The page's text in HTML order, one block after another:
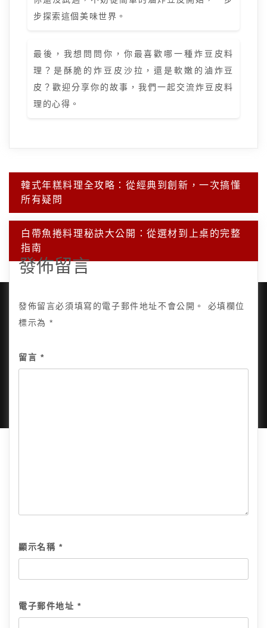
步探索這個美味世界。
最後，我想問問你，你最喜歡哪一種炸豆皮料
理？是酥脆的炸豆皮沙拉，還是軟嫩的滷炸豆
皮？歡迎分享你的故事，我們一起交流炸豆皮料
理的心得。
文
章
導
覽
韓式年糕料理全攻略：從經典到創新，一次搞懂
所有疑問
白帶魚捲料理秘訣大公開：從選材到上桌的完整
指南
發佈留言
發佈留言必須填寫的電子郵件地址不會公開。
必填欄位
標示為*
留言 *
顯示名稱 *
電子郵件地址*